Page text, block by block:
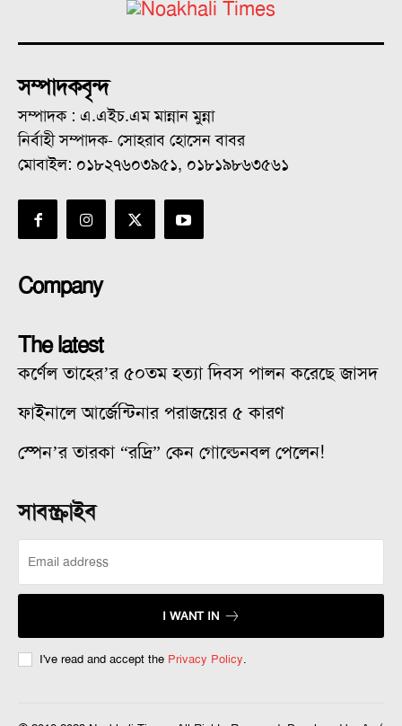
সম্পাদকবৃন্দ
সম্পাদক : এ.এইচ.এম মান্নান মুন্না
নির্বাহী সম্পাদক- সোহরাব হোসেন বাবর
মোবাইল: ০১৮২৭৬০৩৯৫১, ০১৮১৯৮৬৩৫৬১
Company
The latest
কর্ণেল তাহের’র ৫০তম হত্যা দিবস পালন করেছে জাসদ
ফাইনালে আর্জেন্টিনার পরাজয়ের ৫ কারণ
স্পেন’র তারকা “রদ্রি” কেন গোল্ডেনবল পেলেন!
সাবস্ক্রাইব
I WANT IN
I've read and accept the Privacy Policy.